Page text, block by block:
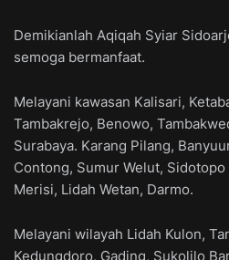
Demikianlah Aqiqah Syiar
semoga bermanfaat.
Melayani kawasan Kalisari,
Tambakrejo, Benowo,
Surabaya. Karang Pilang,
Contong, Sumur Welut,
Merisi, Lidah Wetan, Darmo.
Melayani wilayah Lidah Kulon,
Kedungdoro, Gading, Sukolilo